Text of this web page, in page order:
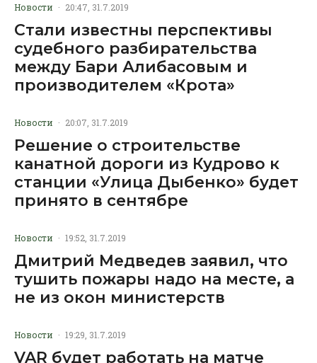
Новости · 20:47, 31.7.2019
Стали известны перспективы
судебного разбирательства
между Бари Алибасовым и
производителем «Крота»
Новости · 20:07, 31.7.2019
Решение о строительстве
канатной дороги из Кудрово к
станции «Улица Дыбенко» будет
принято в сентябре
Новости · 19:52, 31.7.2019
Дмитрий Медведев заявил, что
тушить пожары надо на месте, а
не из окон министерств
Новости · 19:29, 31.7.2019
VAR будет работать на матче